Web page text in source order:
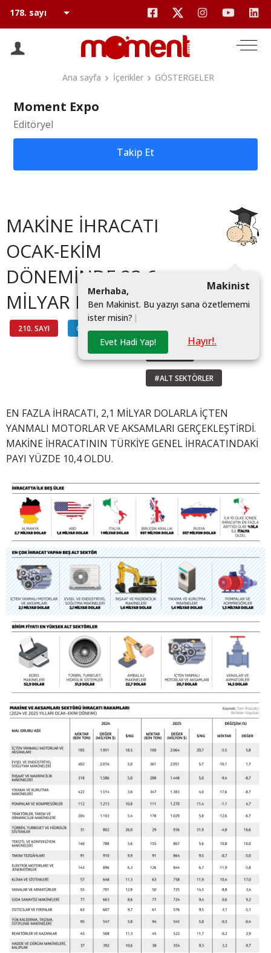
Ana sayfa İçerikler GÖSTERGELER
Moment Expo
Editöryel
Takip Et
MAKİNE İHRACATI
OCAK-EKİM
DÖNEMİNDE 23,6
MİLYAR DOLAR OLDU
210. SAYI GÖSTERGELER #IHRACAT
#MAKINE
#ALT SEKTÖRLER
Makinist
Merhaba,
Ben Makinist. Bu yazıyı sana özetlememi
ister misin? |
Evet Hadi Yap! Hayır!.
EN FAZLA İHRACATI, 2,1 MİLYAR DOLARLA İÇTEN
YANMALI MOTORLAR VE AKSAMLARI GERÇEKLEŞTİRDİ.
MAKİNE İHRACATININ TÜRKİYE GENEL İHRACATINDAKİ
PAYI YÜZDE 10,4 OLDU.